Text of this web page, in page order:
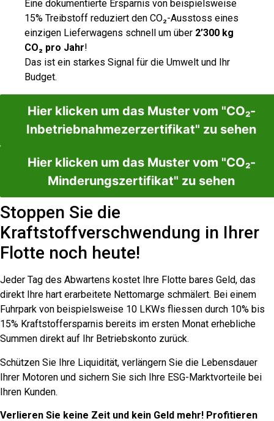
Eine dokumentierte Ersparnis von beispielsweise
15% Treibstoff reduziert den CO₂-Ausstoss eines
einzigen Lieferwagens schnell um über 2’300 kg
CO₂ pro Jahr!
Das ist ein starkes Signal für die Umwelt und Ihr
Budget.
Hier klicken um das Muster vom "CO₂-
Inbetriebnahmezerzertifikat" zu sehen
Hier klicken um das Muster vom "CO₂-
Minderungszertifikat" zu sehen
Stoppen Sie die
Kraftstoffverschwendung in Ihrer
Flotte noch heute!
Jeder Tag des Abwartens kostet Ihre Flotte bares Geld, das
direkt Ihre hart erarbeitete Nettomarge schmälert. Bei einem
Fuhrpark von beispielsweise 10 LKWs fliessen durch 10% bis
15% Kraftstoffersparnis bereits im ersten Monat erhebliche
Summen direkt auf Ihr Betriebskonto zurück.
Schützen Sie Ihre Liquidität, verlängern Sie die Lebensdauer
Ihrer Motoren und sichern Sie sich Ihre ESG-Marktvorteile bei
Ihren Kunden.
Verlieren Sie keine Zeit und kein Geld mehr! Profitieren